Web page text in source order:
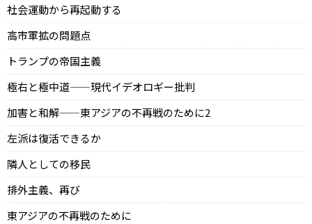
社会運動から再起動する
高市軍拡の問題点
トランプの帝国主義
極右と極中道——現代イデオロギー批判
加害と和解——東アジアの不再戦のために2
左派は復活できるか
隣人としての移民
排外主義、再び
東アジアの不再戦のために